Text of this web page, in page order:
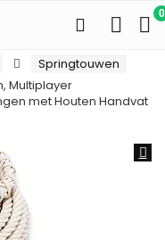
0
Springtouwen
Multiplayer
met Houten Handvat